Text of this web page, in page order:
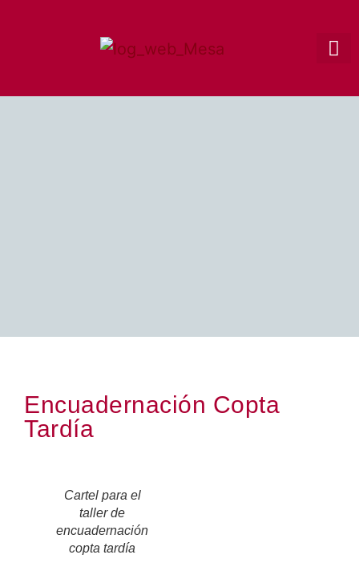
Encuadernación Copta
Tardía
Cartel para el
taller de
encuadernación
copta tardía